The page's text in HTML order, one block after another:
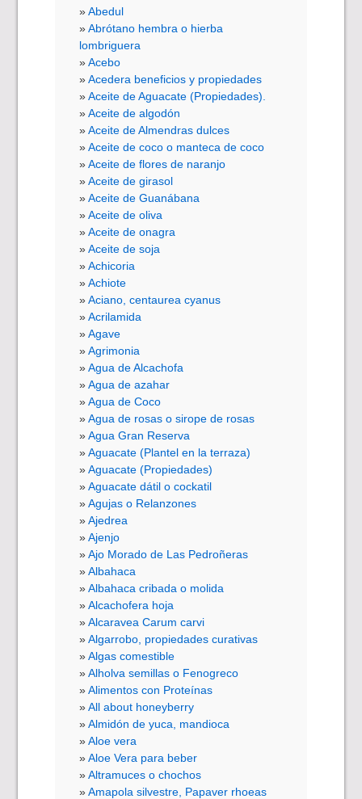
Abedul
Abrótano hembra o hierba
lombriguera
Acebo
Acedera beneficios y propiedades
Aceite de Aguacate (Propiedades).
Aceite de algodón
Aceite de Almendras dulces
Aceite de coco o manteca de coco
Aceite de flores de naranjo
Aceite de girasol
Aceite de Guanábana
Aceite de oliva
Aceite de onagra
Aceite de soja
Achicoria
Achiote
Aciano, centaurea cyanus
Acrilamida
Agave
Agrimonia
Agua de Alcachofa
Agua de azahar
Agua de Coco
Agua de rosas o sirope de rosas
Agua Gran Reserva
Aguacate (Plantel en la terraza)
Aguacate (Propiedades)
Aguacate dátil o cockatil
Agujas o Relanzones
Ajedrea
Ajenjo
Ajo Morado de Las Pedroñeras
Albahaca
Albahaca cribada o molida
Alcachofera hoja
Alcaravea Carum carvi
Algarrobo, propiedades curativas
Algas comestible
Alholva semillas o Fenogreco
Alimentos con Proteínas
All about honeyberry
Almidón de yuca, mandioca
Aloe vera
Aloe Vera para beber
Altramuces o chochos
Amapola silvestre, Papaver rhoeas